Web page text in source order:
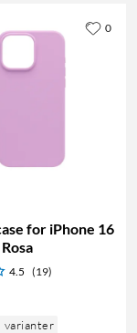
for iPhone 16
4.5 (19)
varianter
0